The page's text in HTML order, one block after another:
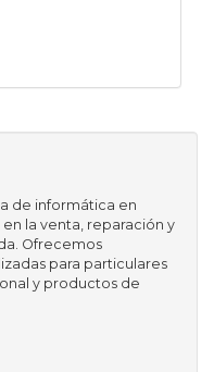
de informática en
la venta, reparación y
Ofrecemos
para particulares
y productos de